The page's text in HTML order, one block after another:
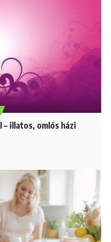
– illatos, omlós házi